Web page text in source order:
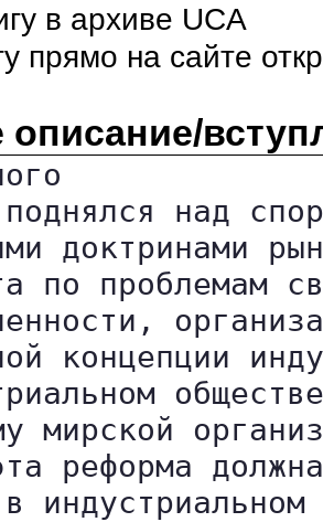
в архиве UCA
прямо на сайте
описание/
над
доктринами
по проблемам
концепции
мирской
реформа